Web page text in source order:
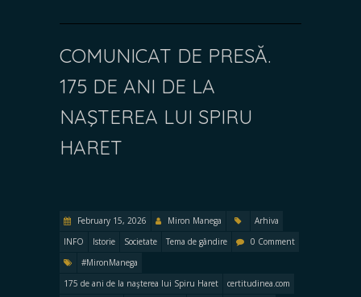
COMUNICAT DE PRESĂ.
175 DE ANI DE LA
NAŞTEREA LUI SPIRU
HARET
February 15, 2026 Miron Manega
Arhiva
INFO
Istorie Societate Tema de gândire
0 Comment
#MironManega
175 de ani de la naşterea lui Spiru Haret
certitudinea.com